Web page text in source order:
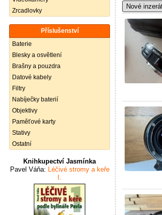
Zrcadlovky
Příslušenství
Baterie
Blesky a osvětlení
Brašny a pouzdra
Datové kabely
Filtry
Nabíječky baterií
Objektivy
Paměťové karty
Stativy
Ostatní
Knihkupectví Jasmínka
Pavel Váňa: Léčivé stromy a keře
I.
Nové